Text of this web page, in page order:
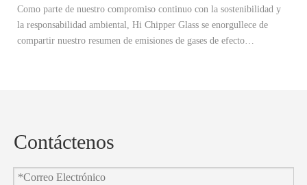
Como parte de nuestro compromiso continuo con la sostenibilidad y
la responsabilidad ambiental, Hi Chipper Glass se enorgullece de
compartir nuestro resumen de emisiones de gases de efecto
Contáctenos